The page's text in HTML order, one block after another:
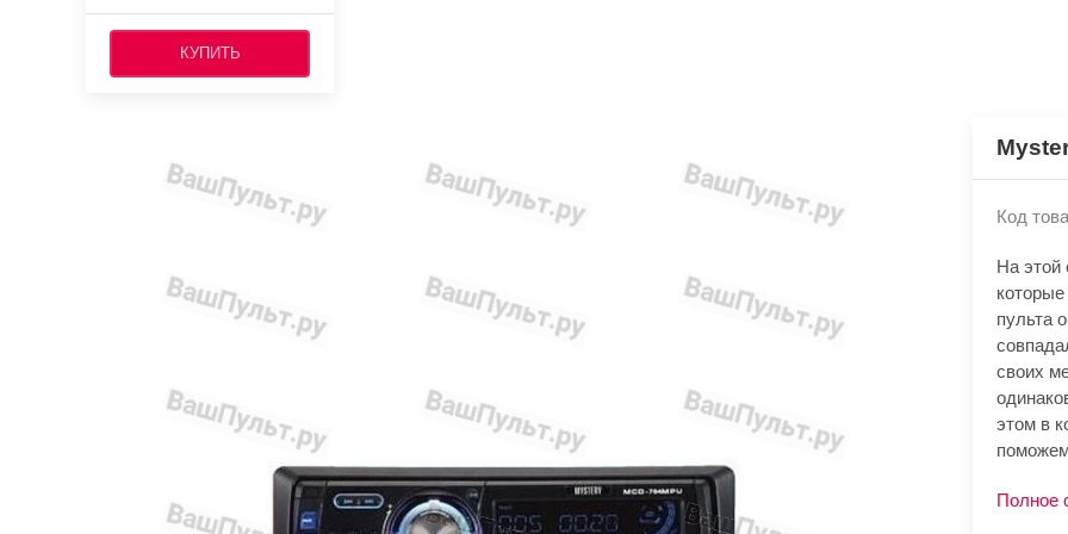
КУПИТЬ
Код
На этой
пульта
своих
этом в
Полное